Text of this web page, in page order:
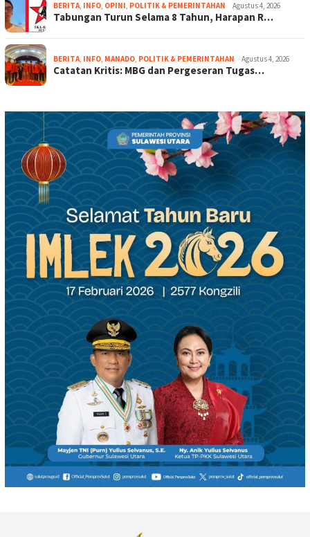
BERITA, INFO, OPINI, POLITIK & PEMERINTAHAN Agustus 4, 2026
Tabungan Turun Selama 8 Tahun, Harapan R…
BERITA, INFO, MANADO, POLITIK & PEMERINTAHAN Agustus 4, 2026
Catatan Kritis: MBG dan Pergeseran Tugas…